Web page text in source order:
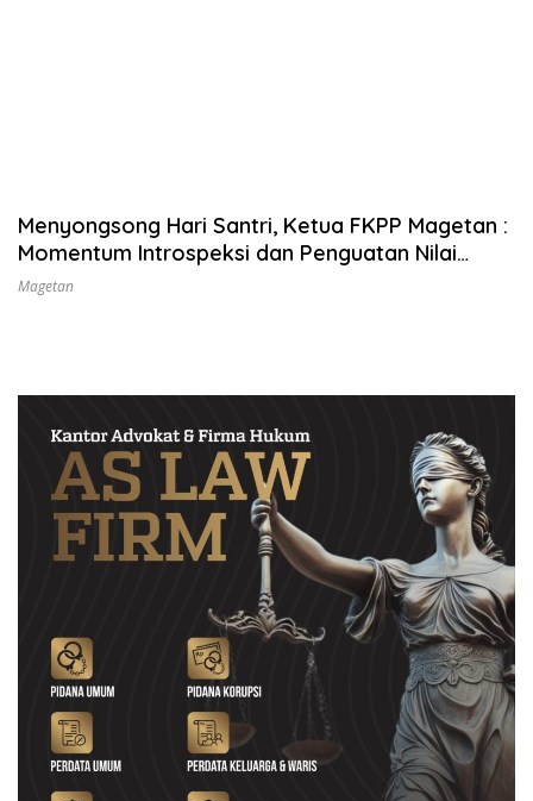
Menyongsong Hari Santri, Ketua FKPP Magetan :
Momentum Introspeksi dan Penguatan Nilai
Perjuangan
Magetan